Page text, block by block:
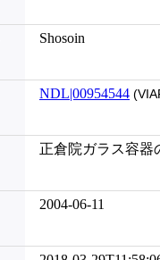
Shosoin
NDL|00954544
正倉院ガラス容器
2004-06-11